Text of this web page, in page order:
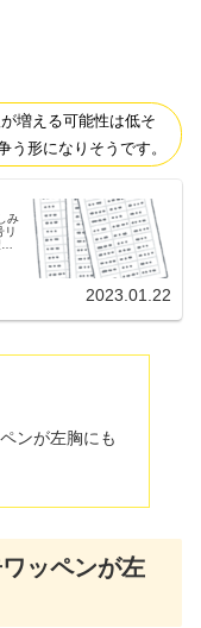
増える可能性は低そ
う形になりそうです。
み
リ
2023.01.22
ンが左胸にも
ッペンが左